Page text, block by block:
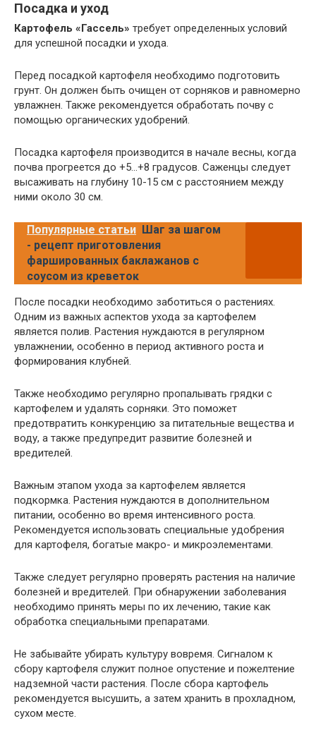
Посадка и уход
Картофель «Гассель» требует определенных условий
для успешной посадки и ухода.
Перед посадкой картофеля необходимо подготовить
грунт. Он должен быть очищен от сорняков и равномерно
увлажнен. Также рекомендуется обработать почву с
помощью органических удобрений.
Посадка картофеля производится в начале весны, когда
почва прогреется до +5…+8 градусов. Саженцы следует
высаживать на глубину 10-15 см с расстоянием между
ними около 30 см.
Популярные статьи Шаг за шагом
- рецепт приготовления
фаршированных баклажанов с
соусом из креветок
После посадки необходимо заботиться о растениях.
Одним из важных аспектов ухода за картофелем
является полив. Растения нуждаются в регулярном
увлажнении, особенно в период активного роста и
формирования клубней.
Также необходимо регулярно пропалывать грядки с
картофелем и удалять сорняки. Это поможет
предотвратить конкуренцию за питательные вещества и
воду, а также предупредит развитие болезней и
вредителей.
Важным этапом ухода за картофелем является
подкормка. Растения нуждаются в дополнительном
питании, особенно во время интенсивного роста.
Рекомендуется использовать специальные удобрения
для картофеля, богатые макро- и микроэлементами.
Также следует регулярно проверять растения на наличие
болезней и вредителей. При обнаружении заболевания
необходимо принять меры по их лечению, такие как
обработка специальными препаратами.
Не забывайте убирать культуру вовремя. Сигналом к
сбору картофеля служит полное опустение и пожелтение
надземной части растения. После сбора картофель
рекомендуется высушить, а затем хранить в прохладном,
сухом месте.